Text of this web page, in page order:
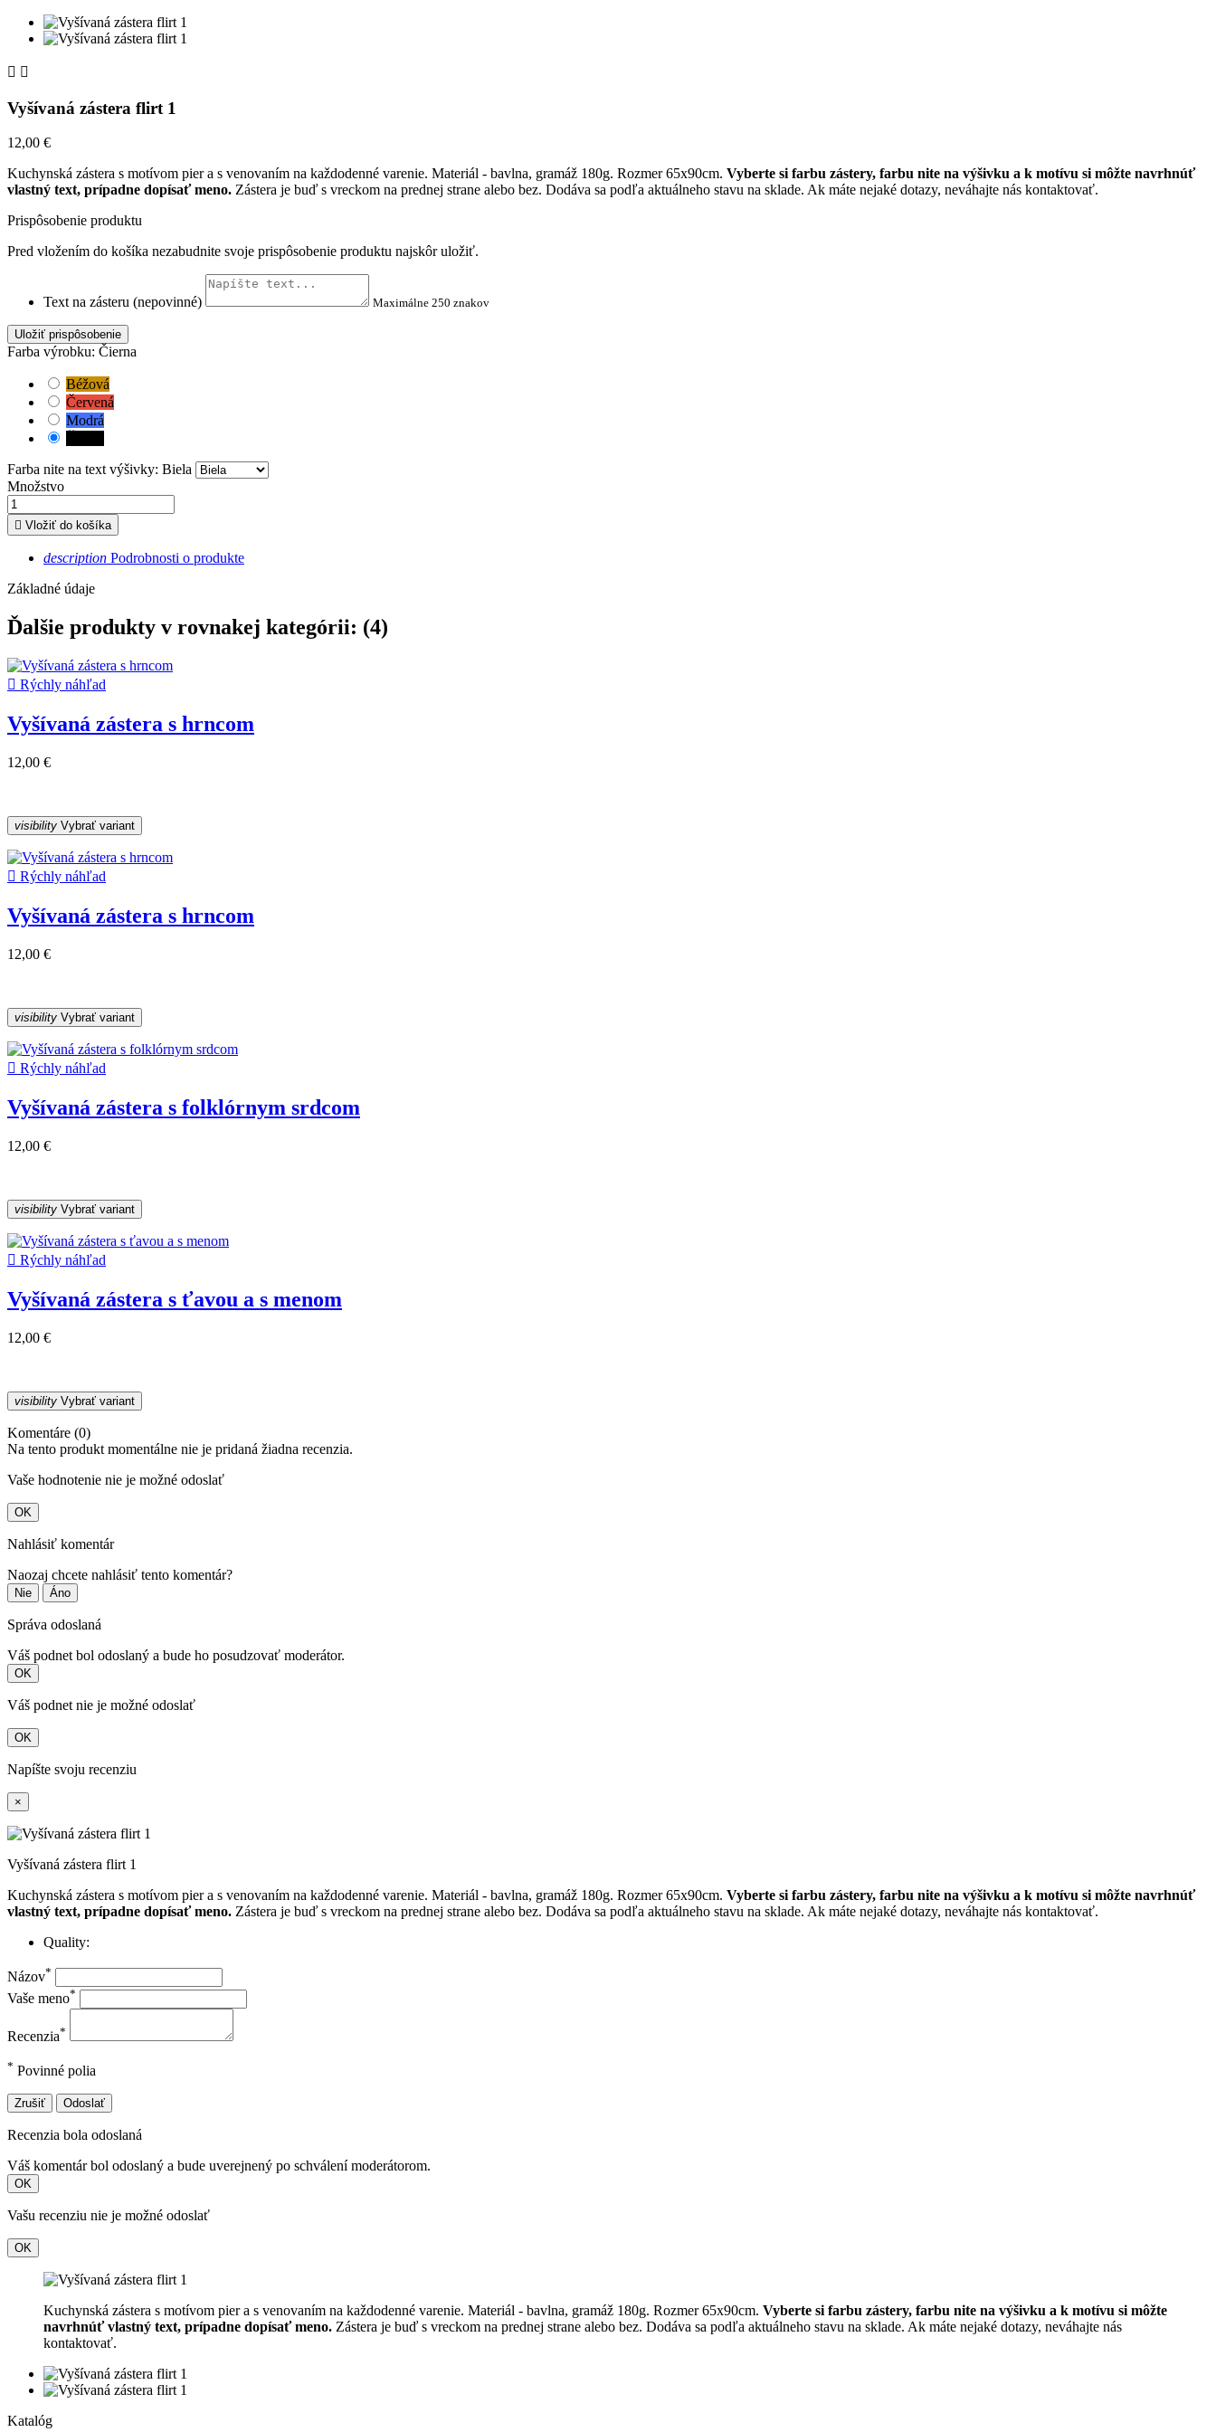
 
Vyšívaná zástera flirt 1
12,00 €
Kuchynská zástera s motívom pier a s venovaním na každodenné varenie. Materiál - bavlna, gramáž 180g. Rozmer 65x90cm. Vyberte si farbu zástery, farbu nite na výšivku a k motívu si môžte navrhnúť
vlastný text, prípadne dopísať meno. Zástera je buď s vreckom na prednej strane alebo bez. Dodáva sa podľa aktuálneho stavu na sklade. Ak máte nejaké dotazy, neváhajte nás kontaktovať.
Prispôsobenie produktu
Pred vložením do košíka nezabudnite svoje prispôsobenie produktu najskôr uložiť.
Text na zásteru (nepovinné) Maximálne 250 znakov
Uložiť prispôsobenie
Farba výrobku: Čierna
Béžová
Červená
Modrá
Farba nite na text výšivky: Biela
Množstvo
 Vložiť do košíka
description Podrobnosti o produkte
Základné údaje
Ďalšie produkty v rovnakej kategórii: (4)
 Rýchly náhľad
Vyšívaná zástera s hrncom
12,00 €
visibility Vybrať variant
 Rýchly náhľad
Vyšívaná zástera s hrncom
12,00 €
visibility Vybrať variant
 Rýchly náhľad
Vyšívaná zástera s folklórnym srdcom
12,00 €
visibility Vybrať variant
 Rýchly náhľad
Vyšívaná zástera s ťavou a s menom
12,00 €
visibility Vybrať variant
Komentáre (0)
Na tento produkt momentálne nie je pridaná žiadna recenzia.
Vaše hodnotenie nie je možné odoslať
OK
Nahlásiť komentár
Naozaj chcete nahlásiť tento komentár?
Nie Áno
Správa odoslaná
Váš podnet bol odoslaný a bude ho posudzovať moderátor.
OK
Váš podnet nie je možné odoslať
OK
Napíšte svoju recenziu
×
Vyšívaná zástera flirt 1
Kuchynská zástera s motívom pier a s venovaním na každodenné varenie. Materiál - bavlna, gramáž 180g. Rozmer 65x90cm. Vyberte si farbu zástery, farbu nite na výšivku a k motívu si môžte navrhnúť
vlastný text, prípadne dopísať meno. Zástera je buď s vreckom na prednej strane alebo bez. Dodáva sa podľa aktuálneho stavu na sklade. Ak máte nejaké dotazy, neváhajte nás kontaktovať.
Quality:
Názov*
Vaše meno*
Recenzia*
* Povinné polia
Zrušiť Odoslať
Recenzia bola odoslaná
Váš komentár bol odoslaný a bude uverejnený po schválení moderátorom.
OK
Vašu recenziu nie je možné odoslať
OK
Kuchynská zástera s motívom pier a s venovaním na každodenné varenie. Materiál - bavlna, gramáž 180g. Rozmer 65x90cm. Vyberte si farbu zástery, farbu nite na výšivku a k motívu si môžte
navrhnúť vlastný text, prípadne dopísať meno. Zástera je buď s vreckom na prednej strane alebo bez. Dodáva sa podľa aktuálneho stavu na sklade. Ak máte nejaké dotazy, neváhajte nás
kontaktovať.
Katalóg